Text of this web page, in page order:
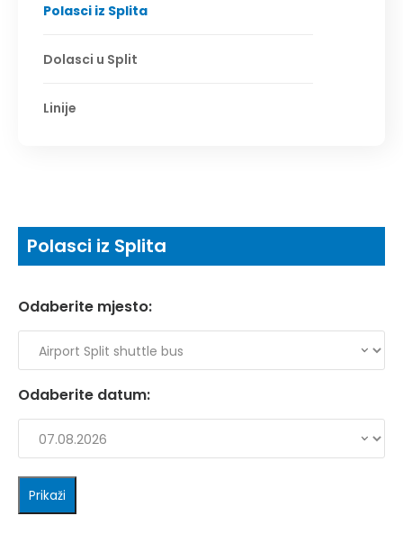
Polasci iz Splita
Dolasci u Split
Linije
Polasci iz Splita
Odaberite mjesto:
Odaberite datum: